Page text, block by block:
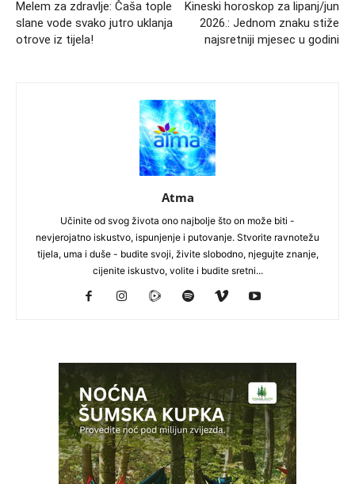
Melem za zdravlje: Čaša tople
slane vode svako jutro uklanja
otrove iz tijela!
Kineski horoskop za lipanj/jun
2026.: Jednom znaku stiže
najsretniji mjesec u godini
Atma
Učinite od svog života ono najbolje što on može biti -
nevjerojatno iskustvo, ispunjenje i putovanje. Stvorite ravnotežu
tijela, uma i duše - budite svoji, živite slobodno, njegujte znanje,
cijenite iskustvo, volite i budite sretni...